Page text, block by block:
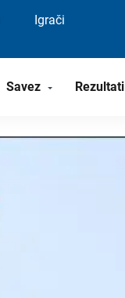
Igrači
Savez Rezultati